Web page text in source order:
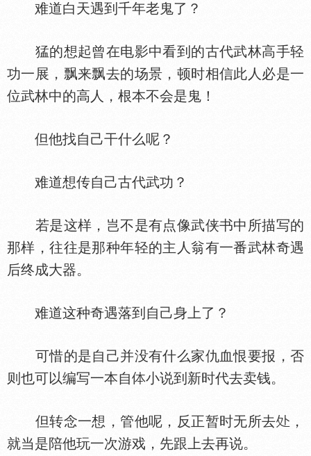
难道白天遇到千年老鬼了？
猛的想起曾在电影中看到的古代武林高手轻
功一展，飘来飘去的场景，顿时相信此人必是一
位武林中的高人，根本不会是鬼！
但他找自己干什么呢？
难道想传自己古代武功？
若是这样，岂不是有点像武侠书中所描写的
那样，往往是那种年轻的主人翁有一番武林奇遇
后终成大器。
难道这种奇遇落到自己身上了？
可惜的是自己并没有什么家仇血恨要报，否
则也可以编写一本自
小说到新时代去卖钱。
但转念一想，管他呢，反正暂时无所去
，
就当是陪他玩一次游戏，先跟上去再说。